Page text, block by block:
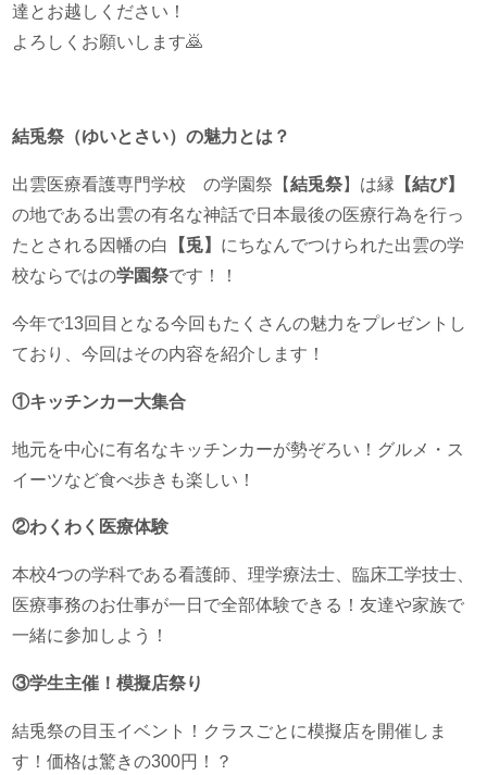
達とお越しください！
よろしくお願いします🙇
結兎祭（ゆいとさい）の魅力とは？
出雲医療看護専門学校 の学園祭【結兎祭】は縁 【結び】
の地である出雲の有名な神話で日本最後の医療行為を行っ
たとされる因幡の白
【兎】 にちなんでつけられた出雲の学
校ならではの学園祭です！！
今年で13回目となる今回もたくさんの魅力をプレゼントし
ており、今回はその内容を紹介します！
①キッチンカー大集合
地元を中心に有名なキッチンカーが勢ぞろい！グルメ・ス
イーツなど食べ歩きも楽しい！
②わくわく医療体験
本校4つの学科である看護師、理学療法士、臨床工学技士、
医療事務のお仕事が一日で全部体験できる！友達や家族で
一緒に参加しよう！
③学生主催！模擬店祭り
結兎祭の目玉イベント！クラスごとに模擬店を開催しま
す！価格は驚きの300円！？